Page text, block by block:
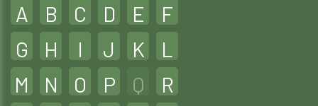
A B C D E
F
G
H I J K
L
M
N O P Q
R